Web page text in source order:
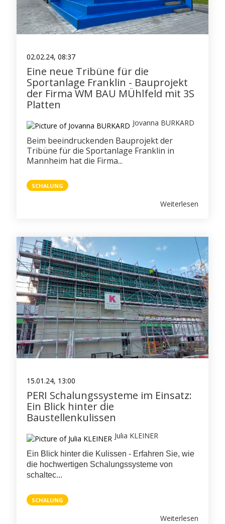
02.02.24, 08:37
Eine neue Tribüne für die
Sportanlage Franklin - Bauprojekt
der Firma WM BAU MÜhlfeld mit 3S
Platten
Jovanna BURKARD
Beim beeindruckenden Bauprojekt der
Tribüne für die Sportanlage Franklin in
Mannheim hat die Firma...
SCHALUNG
Weiterlesen
15.01.24, 13:00
PERI Schalungssysteme im Einsatz:
Ein Blick hinter die
Baustellenkulissen
Julia KLEINER
Ein Blick hinter die Kulissen - Erfahren Sie, wie
die hochwertigen Schalungssysteme von
schaltec...
SCHALUNG
Weiterlesen